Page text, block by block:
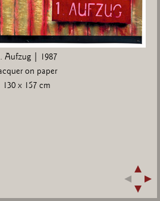
Aufzug | 1987
on paper
130 x 157 cm